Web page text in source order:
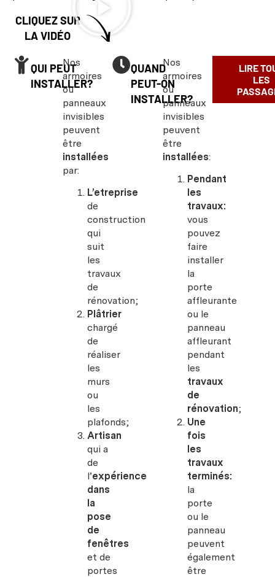
CLIQUEZ SUR
LA VIDÉO
QUI PEUT
INSTALLER?
Nos
armoires
ou
panneaux
invisibles
peuvent
être
installées
par:
L’etreprise
de
construction
qui
suit
les
travaux
de
rénovation;
Plâtrier
chargé
de
réaliser
les
murs
ou
les
plafonds;
Artisan
qui a
de
l’expérience
dans
la
pose
de
fenêtres
et de
portes
QUAND
PEUT-ON
INSTALLER?
Nos
armoires
ou
panneaux
invisibles
peuvent
être
installées:
Pendant
les
travaux:
vous
pouvez
faire
installer
la
porte
affleurante
ou le
panneau
affleurant
pendant
les
travaux
de
rénovation;
Une
fois
les
travaux
terminés:
la
porte
ou le
panneau
peuvent
également
être
LIRE
LES